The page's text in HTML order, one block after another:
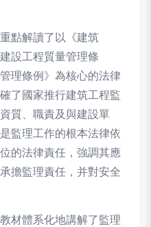
點解讀了以《建筑
設工程質量管理條
理條例》為核心的法律
了國家推行建筑工程監
質、職責及與建設單
監理工作的根本法律依
的法律責任，強調其應
擔監理責任，并對安全
材體系化地講解了監理